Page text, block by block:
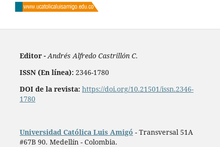
Editor - Andrés Alfredo Castrillón C.
ISSN (En línea): 2346-1780
DOI de la revista: https://doi.org/10.21501/issn.2346-
1780
Universidad Católica Luis Amigó - Transversal 51A
#67B 90. Medellín - Colombia.